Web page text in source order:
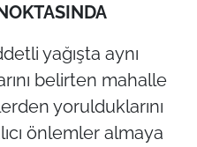
yağışta aynı
belirten mahalle
yorulduklarını
önlemler almaya